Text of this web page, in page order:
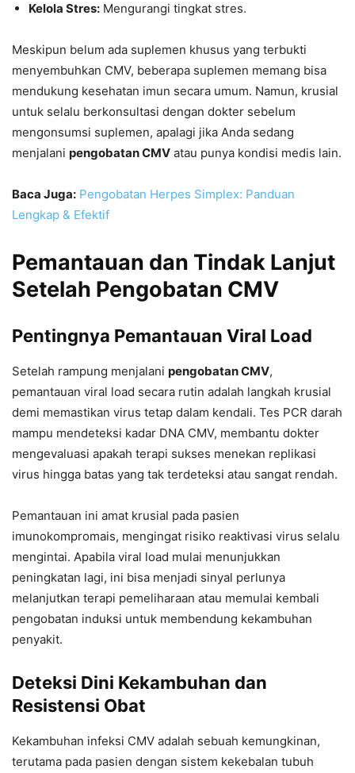
Kelola Stres: Mengurangi tingkat stres.
Meskipun belum ada suplemen khusus yang terbukti
menyembuhkan CMV, beberapa suplemen memang bisa
mendukung kesehatan imun secara umum. Namun, krusial
untuk selalu berkonsultasi dengan dokter sebelum
mengonsumsi suplemen, apalagi jika Anda sedang
menjalani pengobatan CMV atau punya kondisi medis lain.
Baca Juga: Pengobatan Herpes Simplex: Panduan
Lengkap & Efektif
Pemantauan dan Tindak Lanjut
Setelah Pengobatan CMV
Pentingnya Pemantauan Viral Load
Setelah rampung menjalani pengobatan CMV,
pemantauan viral load secara rutin adalah langkah krusial
demi memastikan virus tetap dalam kendali. Tes PCR darah
mampu mendeteksi kadar DNA CMV, membantu dokter
mengevaluasi apakah terapi sukses menekan replikasi
virus hingga batas yang tak terdeteksi atau sangat rendah.
Pemantauan ini amat krusial pada pasien
imunokompromais, mengingat risiko reaktivasi virus selalu
mengintai. Apabila viral load mulai menunjukkan
peningkatan lagi, ini bisa menjadi sinyal perlunya
melanjutkan terapi pemeliharaan atau memulai kembali
pengobatan induksi untuk membendung kekambuhan
penyakit.
Deteksi Dini Kekambuhan dan
Resistensi Obat
Kekambuhan infeksi CMV adalah sebuah kemungkinan,
terutama pada pasien dengan sistem kekebalan tubuh